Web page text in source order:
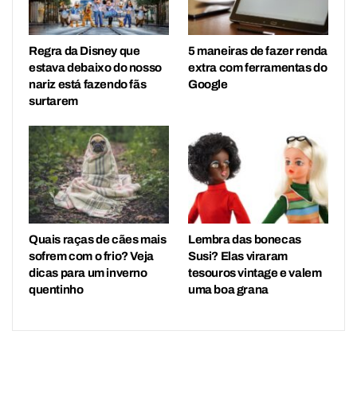
Regra da Disney que
estava debaixo do nosso
nariz está fazendo fãs
surtarem
5 maneiras de fazer renda
extra com ferramentas do
Google
Quais raças de cães mais
sofrem com o frio? Veja
dicas para um inverno
quentinho
Lembra das bonecas
Susi? Elas viraram
tesouros vintage e valem
uma boa grana